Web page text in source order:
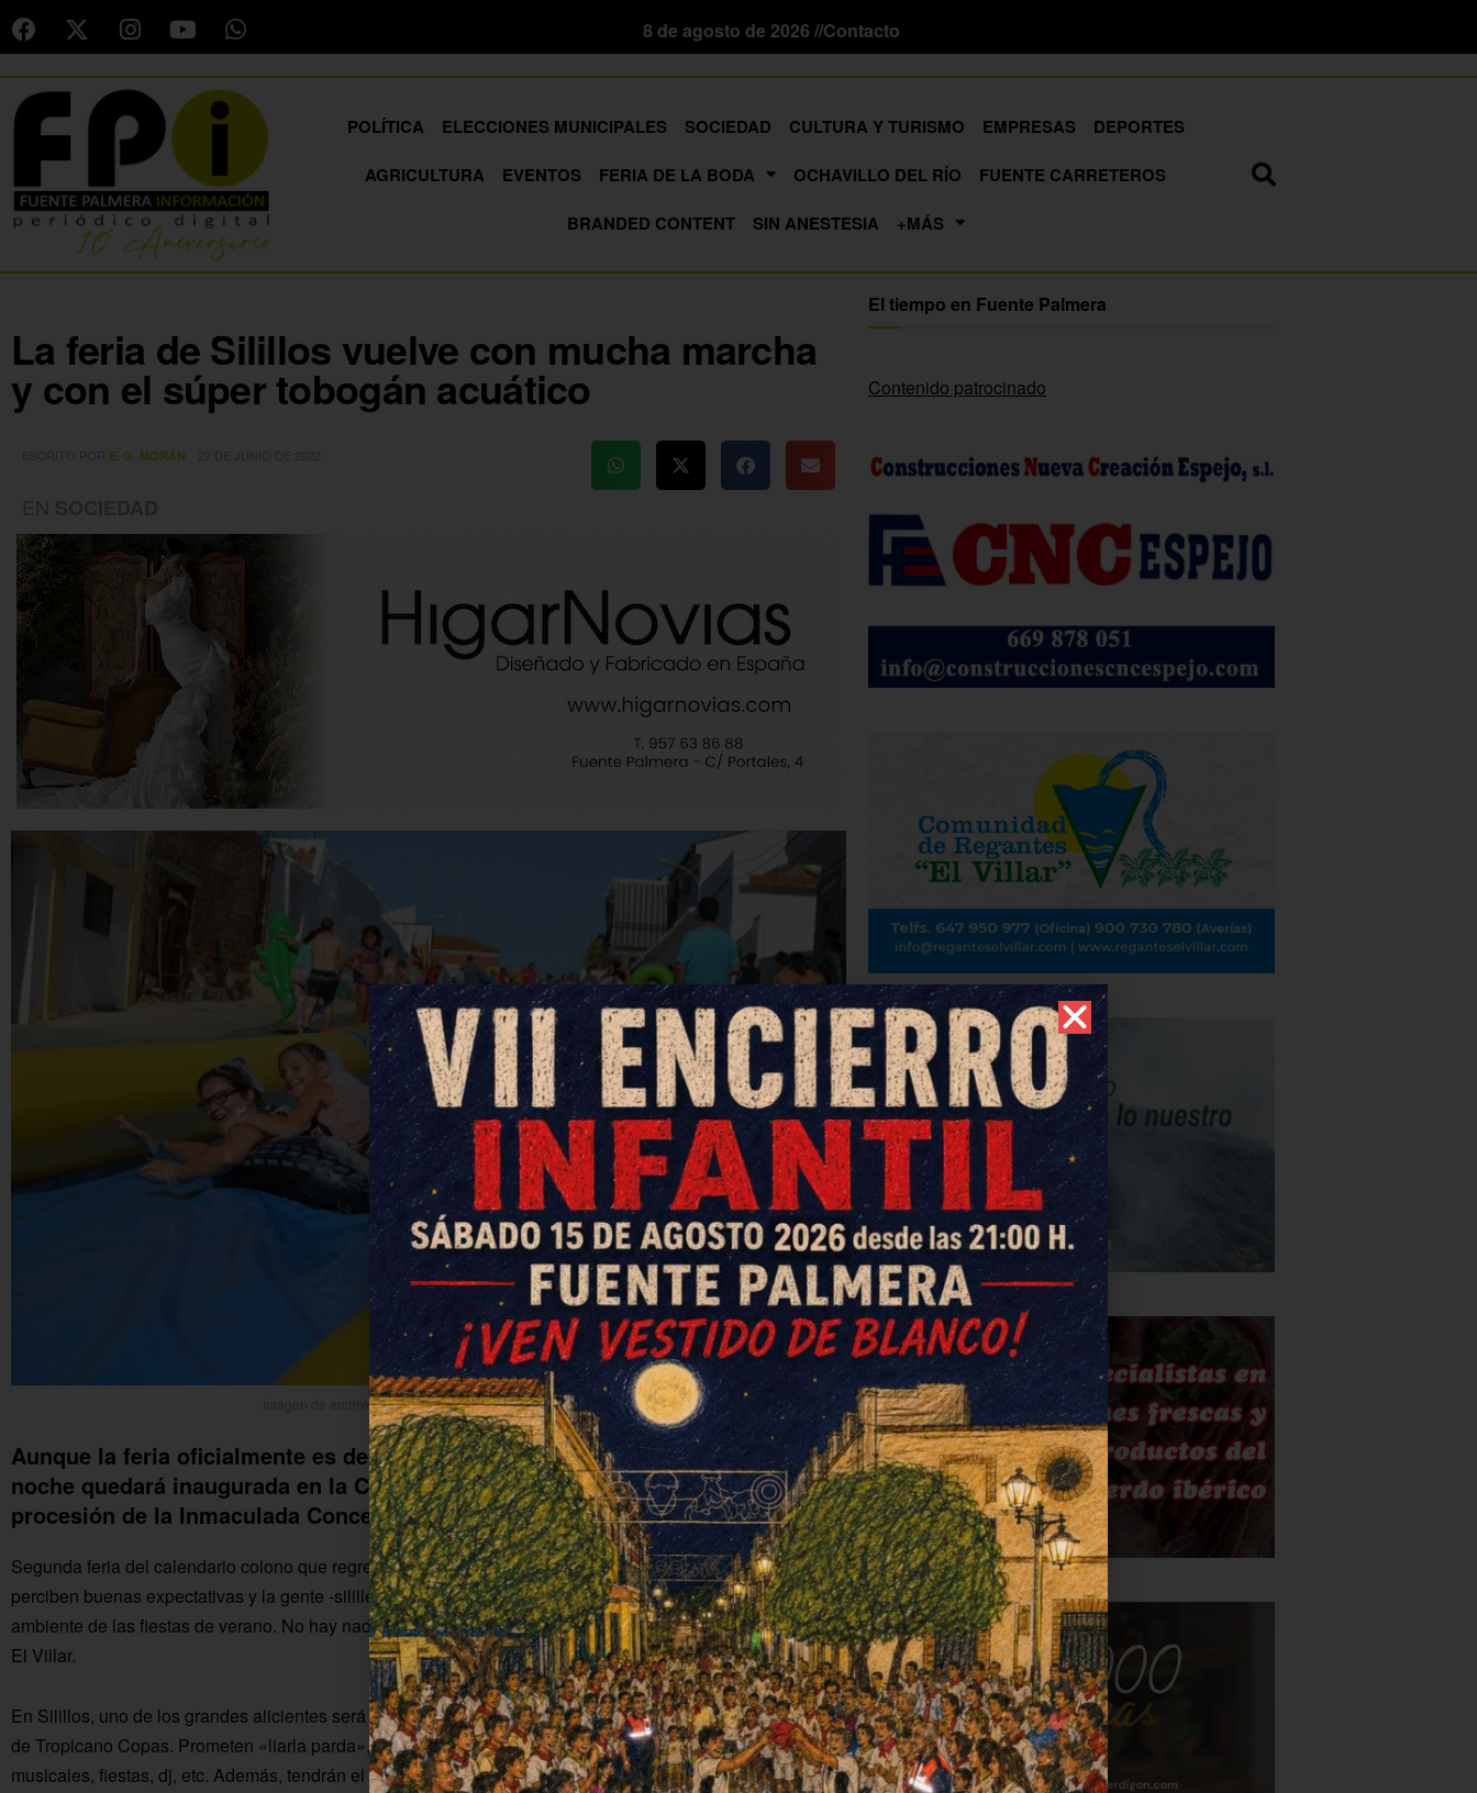
8 de agosto de 2026 //Contacto
POLÍTICA ELECCIONES MUNICIPALES SOCIEDAD CULTURA Y TURISMO EMPRESAS
DEPORTES
AGRICULTURA
EVENTOS FERIA DE LA BODA OCHAVILLO DEL RÍO
FUENTE CARRETEROS
BRANDED CONTENT
SIN ANESTESIA +MÁS
La feria de Silillos vuelve con mucha marcha
y con el súper tobogán acuático
E. G. MORÁN
Imagen de archivo de la feria de Ochavillo del Río 2016
Aunque la feria oficialmente es de viernes a domingo, mañana jueves por la
noche quedará inaugurada en la Caseta La Maceta y finalizará el lunes con la
procesión de la Inmaculada Concepción.
Segunda feria del calendario colono que regresa también con muchas ganas tras la pandemia. Se
perciben buenas expectativas y la gente -sililler@s y visitantes-, quiere disfrutar y recuperar el buen
ambiente de las fiestas de verano. No hay nada más que mirar unos días atrás y ver el éxito de la feria de
El Villar.
En Silillos, uno de los grandes alicientes será laCaseta La Macetaubicada en el Parque Chimeno a cargo
de Tropicano Copas. Prometen «liarla parda», para lo que han preparado un cartel con actuaciones
musicales, fiestas, dj, etc. Además, tendrán el honor de abrir la feria este jueves a las 22.00 h. (ver cartel).
El tiempo en Fuente Palmera
Contenido patrocinado